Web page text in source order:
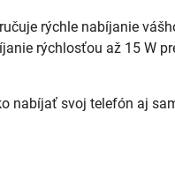
rýchle nabíjanie
rýchlosťou až 15 W
nabíjať svoj telefón aj